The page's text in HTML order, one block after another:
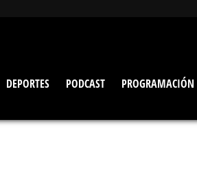
DEPORTES PODCAST PROGRAMACIÓN